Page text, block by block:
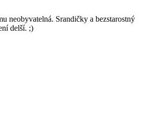
neobyvatelná. Srandičky a bezstarostný
delší. ;)